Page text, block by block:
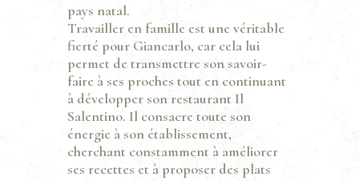
pays natal.
Travailler en famille est une véritable
fierté pour Giancarlo, car cela lui
permet de transmettre son savoir-
faire à ses proches tout en continuant
à développer son restaurant Il
Salentino. Il consacre toute son
énergie à son établissement,
cherchant constamment à améliorer
ses recettes et à proposer des plats